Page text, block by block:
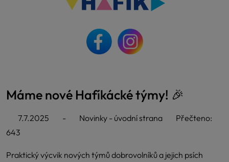
Máme nové Hafíkácké týmy! 🎉
7.7.2025 - Novinky - úvodní strana
Přečteno:
643
Praktický výcvik nových týmů dobrovolníků a jejich psích